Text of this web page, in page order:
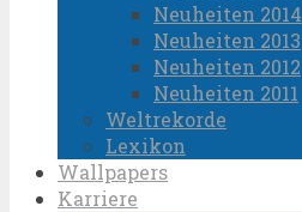
Neuheiten 2014
Neuheiten 2013
Neuheiten 2012
Neuheiten 2011
Weltrekorde
Lexikon
Wallpapers
Karriere